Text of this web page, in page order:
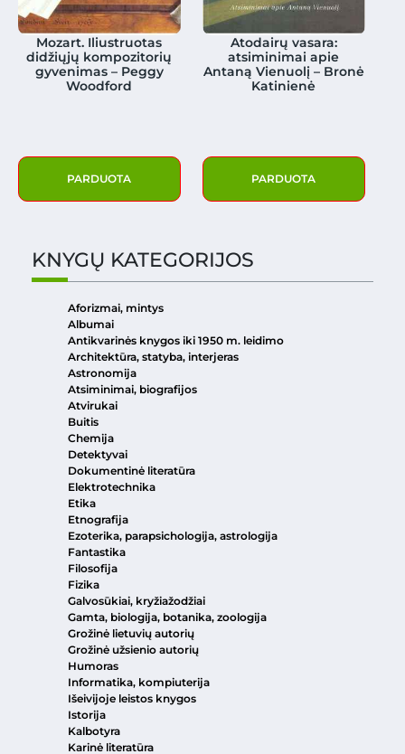
Mozart. Iliustruotas
didžiųjų kompozitorių
gyvenimas – Peggy
Woodford
PARDUOTA
Atodairų vasara:
atsiminimai apie
Antaną Vienuolį – Bronė
Katinienė
PARDUOTA
KNYGŲ KATEGORIJOS
Aforizmai, mintys
Albumai
Antikvarinės knygos iki 1950 m. leidimo
Architektūra, statyba, interjeras
Astronomija
Atsiminimai, biografijos
Atvirukai
Buitis
Chemija
Detektyvai
Dokumentinė literatūra
Elektrotechnika
Etika
Etnografija
Ezoterika, parapsichologija, astrologija
Fantastika
Filosofija
Fizika
Galvosūkiai, kryžiažodžiai
Gamta, biologija, botanika, zoologija
Grožinė lietuvių autorių
Grožinė užsienio autorių
Humoras
Informatika, kompiuterija
Išeivijoje leistos knygos
Istorija
Kalbotyra
Karinė literatūra